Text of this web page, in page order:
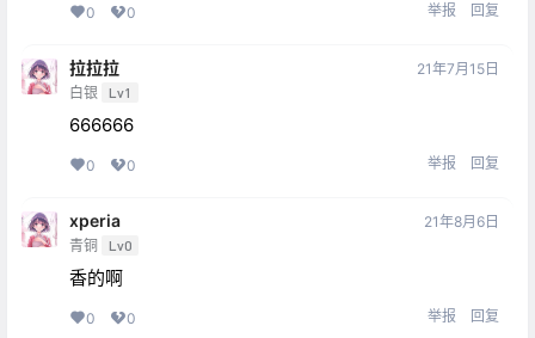
0 0 举报 回复
拉拉拉
白银 Lv1
21年7月15日
666666
0 0 举报 回复
xperia
青铜 Lv0
21年8月6日
香的啊
0 0 举报 回复